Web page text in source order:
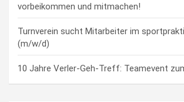
vorbeikommen und mitmachen!
Turnverein sucht Mitarbeiter im
(m/w/d)
10 Jahre Verler-Geh-Treff: Teamevent